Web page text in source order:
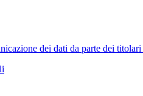
dei dati da parte dei